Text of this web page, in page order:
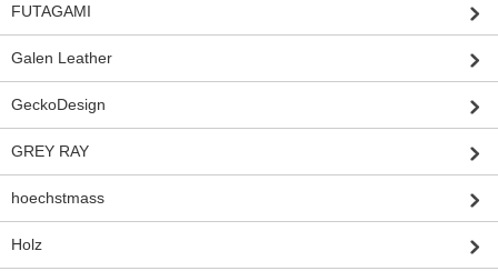
FUTAGAMI
Galen Leather
GeckoDesign
GREY RAY
hoechstmass
Holz